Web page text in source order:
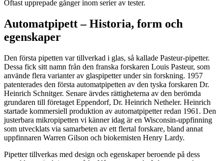
Oftast upprepade gånger inom serier av tester.
Automatpipett – Historia, form och
egenskaper
Den första pipetten var tillverkad i glas, så kallade Pasteur-pipetter.
Dessa fick sitt namn från den franska forskaren Louis Pasteur, som
använde flera varianter av glaspipetter under sin forskning. 1957
patenterades den första automatpipetten av den tyska forskaren Dr.
Heinrich Schnitger. Senare ärvdes rättigheterna av den berömda
grundaren till företaget Eppendorf, Dr. Heinrich Netheler. Heinrich
startade kommersiell produktion av automatpipetter redan 1961. Den
justerbara mikropipetten vi känner idag är en Wisconsin-uppfinning
som utvecklats via samarbeten av ett flertal forskare, bland annat
uppfinnaren Warren Gilson och biokemisten Henry Lardy.
Pipetter tillverkas med design och egenskaper beroende på dess